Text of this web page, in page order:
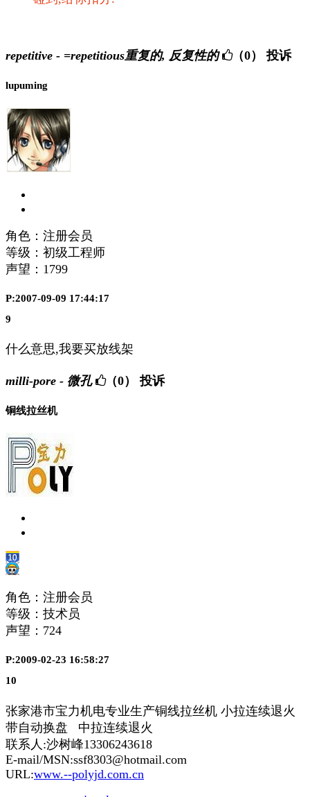
repetitive - =repetitious重复的, 反复性的 （0） 投诉
lupuming
角色：注册会员
等级：初级工程师
声望： 1799
P:2007-09-09 17:44:17
9
什么意思,我要买放线架
milli-pore - 微孔 （0） 投诉
铜线拉丝机
角色：注册会员
等级：技术员
声望： 724
P:2009-02-23 16:58:27
10
张家港市宝力机电专业生产铜线拉丝机 小拉连续退火
带自动换盘 中拉连续退火
联系人:沙树峰13306243618
E-mail/MSN:ssf8303@hotmail.com
URL:www.--polyjd.com.cn